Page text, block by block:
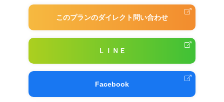
このプランのダイレクト問い合わせ
ＬＩＮＥ
Facebook